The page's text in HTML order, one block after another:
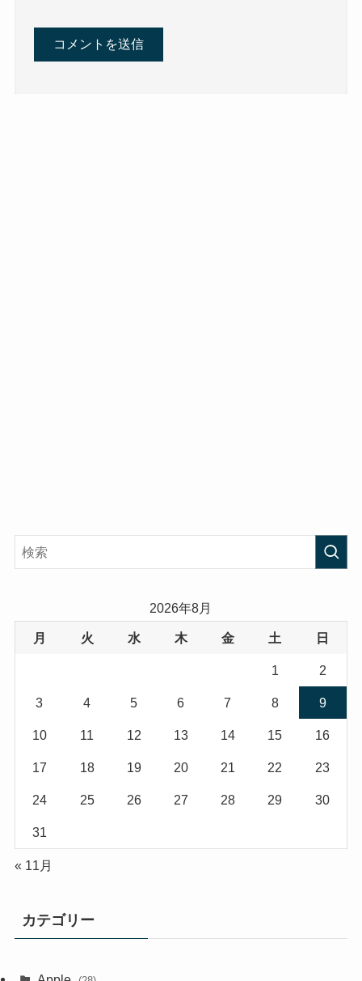
2026年8月
月 火 水 木 金 土 日
1 2
3 4 5 6 7 8 9
10 11 12 13 14 15 16
17 18 19 20 21 22 23
24 25 26 27 28 29 30
31
« 11月
カテゴリー